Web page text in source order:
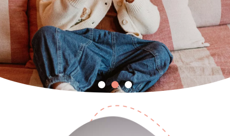
Start jouw avontuur met
Little Riley!